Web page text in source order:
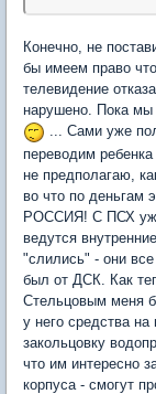
Конечно, не
бы имеем право
телевидение
нарушено. Пока
... Сами уже
переводим
не предполагаю,
во что по
РОССИЯ! С ПСХ уже
ведутся
"слились" - они
был от ДСК. Как
Стельцовым меня
у него средства
закольцовку
что им интересно
корпуса - смогут